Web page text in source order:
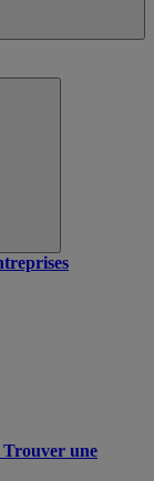
Trouver une